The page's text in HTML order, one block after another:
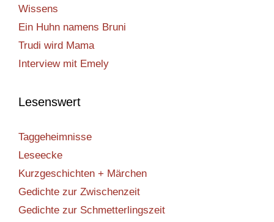
Wissens
Ein Huhn namens Bruni
Trudi wird Mama
Interview mit Emely
Lesenswert
Taggeheimnisse
Leseecke
Kurzgeschichten + Märchen
Gedichte zur Zwischenzeit
Gedichte zur Schmetterlingszeit